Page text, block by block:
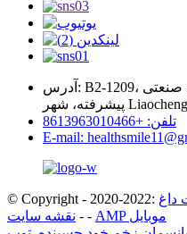
آدرس: B2-1209، پایگاه صنعتی Zhihuigu، منطقه فناوری
تلفن: +8613963010466
E-mail:
داغ
- نقشه سایت -
AMP موبایل